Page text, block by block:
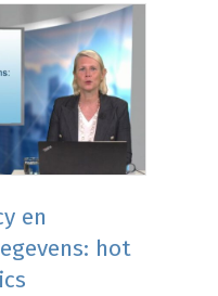
en
hot